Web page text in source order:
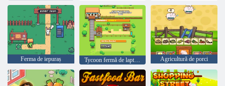
Ferma de iepuraș Tycoon fermă de lapte inactiv Agricultură de porci